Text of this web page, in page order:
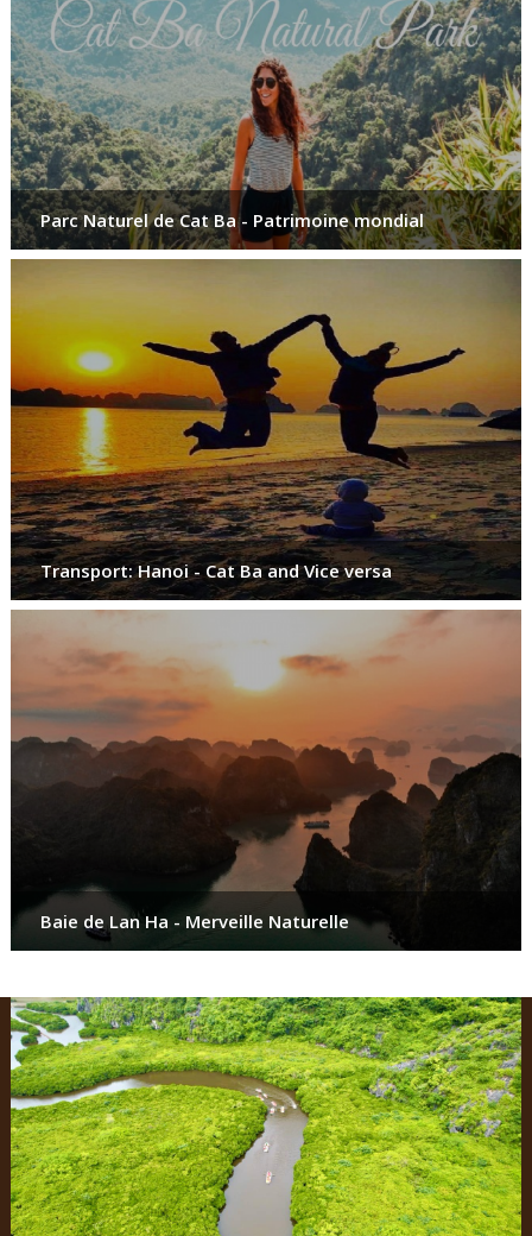
Parc Naturel de Cat Ba - Patrimoine mondial
Transport: Hanoi - Cat Ba and Vice versa
Baie de Lan Ha - Merveille Naturelle